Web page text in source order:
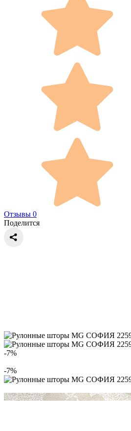
Отзывы 0
Поделится
-7%
-7%